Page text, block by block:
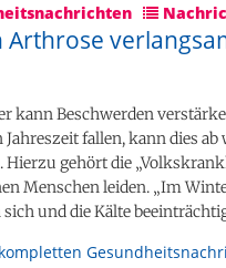
Arthrose
kann Beschwerden
fallen, kann dies
Hierzu gehört die
Menschen leiden. „Im
sich und die Kälte